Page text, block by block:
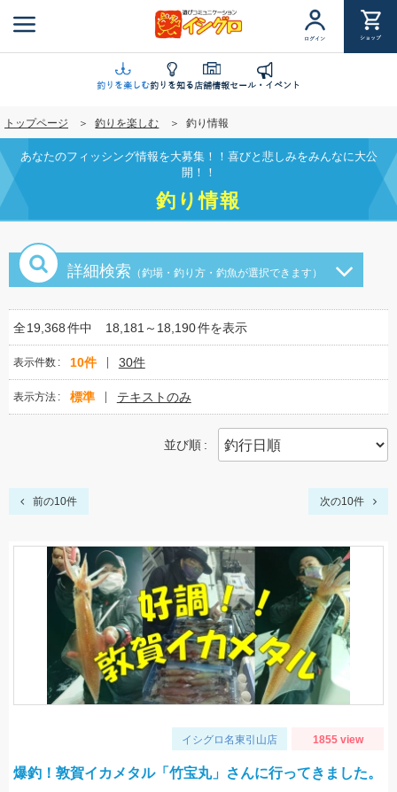
ン
に
移
動
ログイン ショップ
釣りを楽しむ釣りを知る店舗情報セール・イベント
トップページ 釣りを楽しむ 釣り情報
あなたのフィッシング情報を大募集！！喜びと悲しみをみんなに大公
開！！
釣り情報
詳細検索 （釣場・釣り方・釣魚が選択できます）
全19,368件中 18,181～18,190件を表示
表示件数 10件 30件
表示方法 標準 テキストのみ
並び順
前の10件 次の10件
イシグロ名東引山店 1855 view
爆釣！敦賀イカメタル「竹宝丸」さんに行ってきました。